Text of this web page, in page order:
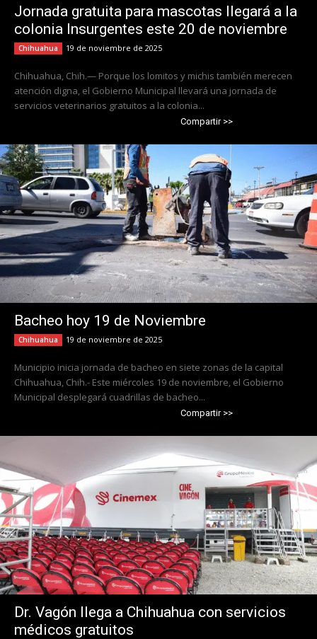
Jornada gratuita para mascotas llegará a la
colonia Insurgentes este 20 de noviembre
Chihuahua 19 de noviembre de 2025
Chihuahua, Chih.— Porque los lomitos y michis también merecen
atención digna, el Gobierno Municipal llevará una jornada de
servicios veterinarios gratuitos a la colonia...
Compartir >>
Bacheo hoy 19 de Noviembre
Chihuahua 19 de noviembre de 2025
Municipio inicia jornada de bacheo en siete zonas de la capital
Chihuahua, Chih.- Este miércoles 19 de noviembre, el Gobierno
Municipal desplegará cuadrillas de bacheo...
Compartir >>
Dr. Vagón llega a Chihuahua con servicios
médicos gratuitos